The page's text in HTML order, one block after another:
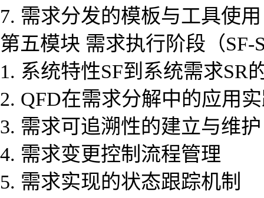
7. 需求分发的模板与工具使用
第五模块 需求执行阶段（SF-
1. 系统特性SF到系统需求SR
2. QFD在需求分解中的应用
3. 需求可追溯性的建立与维护
4. 需求变更控制流程管理
5. 需求实现的状态跟踪机制